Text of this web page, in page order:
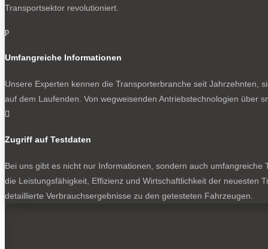
Transportsektor revolutioniert.
p
Umfangreiche Informationen
Unsere Experten kennen die Transporterbranche seit Jahrzehnten,
auf dem Laufenden. Von wegweisenden Antriebstechnologien über

Zugriff auf Testdaten
Bei uns gibt es nicht nur Informationen, sondern auch
die Leistungsfähigkeit, Effizienz und Wirtschaftlichkeit der neuesten
detaillierte Verbrauchsergebnisse zu den getesteten Fahrzeugen.